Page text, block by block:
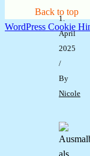
1.
April
2025
/
By
Nicole
Back to top
WordPress Cookie